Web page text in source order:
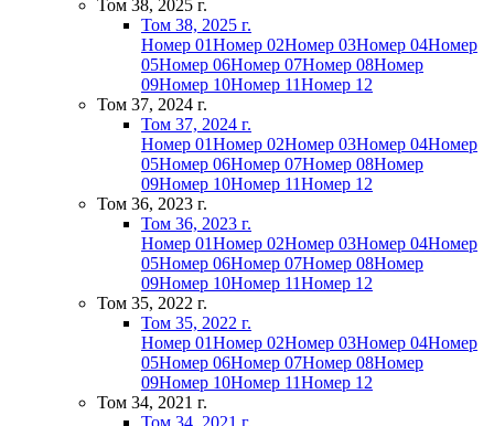
Том 38, 2025 г.
Том 38, 2025 г.
Номер 01Номер 02Номер 03Номер 04Номер
05Номер 06Номер 07Номер 08Номер
09Номер 10Номер 11Номер 12
Том 37, 2024 г.
Том 37, 2024 г.
Номер 01Номер 02Номер 03Номер 04Номер
05Номер 06Номер 07Номер 08Номер
09Номер 10Номер 11Номер 12
Том 36, 2023 г.
Том 36, 2023 г.
Номер 01Номер 02Номер 03Номер 04Номер
05Номер 06Номер 07Номер 08Номер
09Номер 10Номер 11Номер 12
Том 35, 2022 г.
Том 35, 2022 г.
Номер 01Номер 02Номер 03Номер 04Номер
05Номер 06Номер 07Номер 08Номер
09Номер 10Номер 11Номер 12
Том 34, 2021 г.
Том 34, 2021 г.